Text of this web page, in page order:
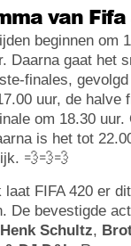
van Fifa
beginnen om
Daarna gaat het
finales,
uur, de halve
om 18.30
is het tot
💨💨💨
FIFA 420 er
De bevestigde
Henk Schultz,